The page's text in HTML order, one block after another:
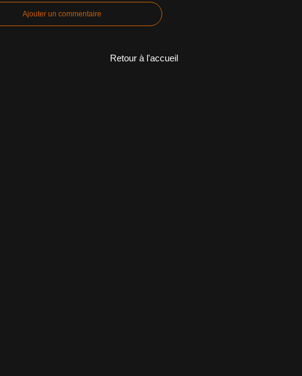
Ajouter un commentaire
Retour à l'accueil